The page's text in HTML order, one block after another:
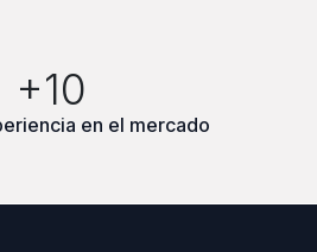
+10
en el mercado